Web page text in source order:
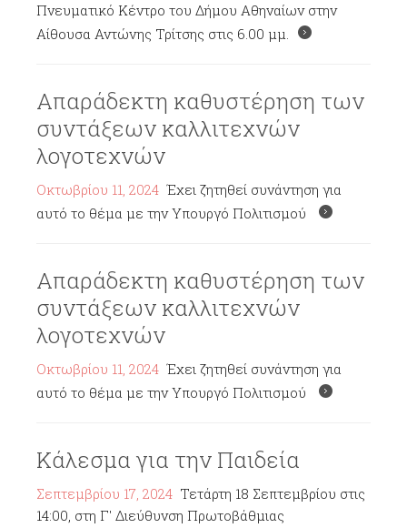
Πνευματικό Κέντρο του Δήμου Αθηναίων στην
Αίθουσα Αντώνης Τρίτσης στις 6.00 μμ.
Απαράδεκτη καθυστέρηση των
συντάξεων καλλιτεχνών
λογοτεχνών
Οκτωβρίου 11, 2024 Έχει ζητηθεί συνάντηση για
αυτό το θέμα με την Υπουργό Πολιτισμού
Απαράδεκτη καθυστέρηση των
συντάξεων καλλιτεχνών
λογοτεχνών
Οκτωβρίου 11, 2024 Έχει ζητηθεί συνάντηση για
αυτό το θέμα με την Υπουργό Πολιτισμού
Κάλεσμα για την Παιδεία
Σεπτεμβρίου 17, 2024 Τετάρτη 18 Σεπτεμβρίου στις
14:00, στη Γ' Διεύθυνση Πρωτοβάθμιας